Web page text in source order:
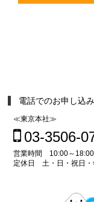
電話でのお申し込
≪東京本社≫
03-3506-
営業時間 10:00～18:00
定休日 土・日・祝日・